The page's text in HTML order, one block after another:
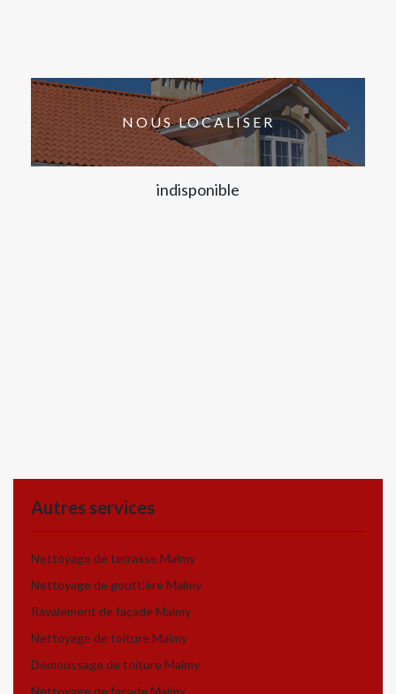
NOUS LOCALISER
indisponible
Autres services
Nettoyage de terrasse Malmy
Nettoyage de gouttière Malmy
Ravalement de façade Malmy
Nettoyage de toiture Malmy
Démoussage de toiture Malmy
Nettoyage de façade Malmy